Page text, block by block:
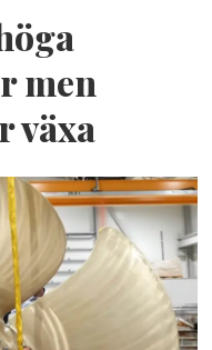
men
växa